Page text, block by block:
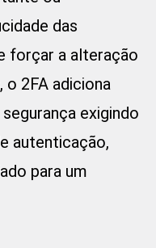
das
forçar a alteração
o 2FA adiciona
exigindo
autenticação,
para um